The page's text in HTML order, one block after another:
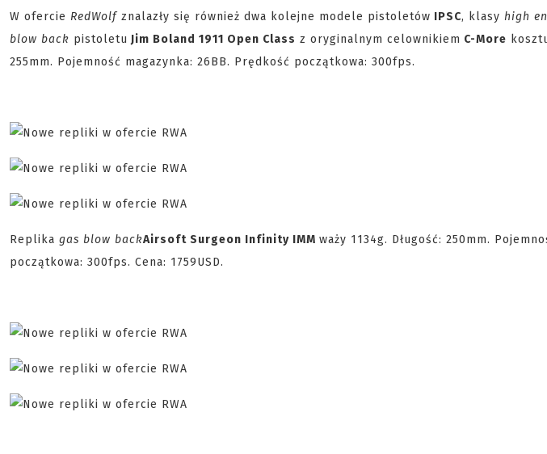
W ofercie RedWolf znalazły się również dwa kolejne modele pistoletów IPSC, klasy high
blow back pistoletu Jim Boland 1911 Open Class z oryginalnym celownikiem C-More
255mm. Pojemność magazynka: 26BB. Prędkość początkowa: 300fps.
Replika gas blow backAirsoft Surgeon Infinity IMM waży 1134g. Długość: 250mm.
początkowa: 300fps. Cena: 1759USD.